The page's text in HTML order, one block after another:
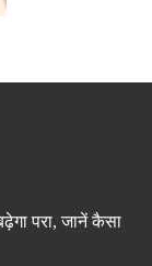
परा, जानें कैसा